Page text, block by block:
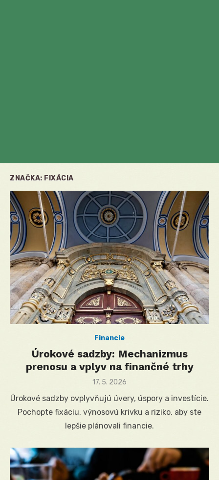
ZNAČKA: FIXÁCIA
Financie
Úrokové sadzby: Mechanizmus
prenosu a vplyv na finančné trhy
Posted
17. 5. 2026
Úrokové sadzby ovplyvňujú úvery, úspory a investície.
Pochopte fixáciu, výnosovú krivku a riziko, aby ste
lepšie plánovali financie.